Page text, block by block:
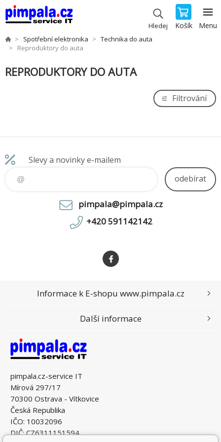
Hledej Košík Menu
Spotřební elektronika
Technika do auta
Reproduktory do auta
REPRODUKTORY DO AUTA
Filtrování
Slevy a novinky e-mailem
odebírat
pimpala@pimpala.cz
+420 591142142
pimpala.cz-service IT
Mírová 297/17
70300 Ostrava - Vítkovice
Česká Republika
IČO: 10032096
DIČ: CZ6311151594
Informace k E-shopu www.pimpala.cz
Další informace